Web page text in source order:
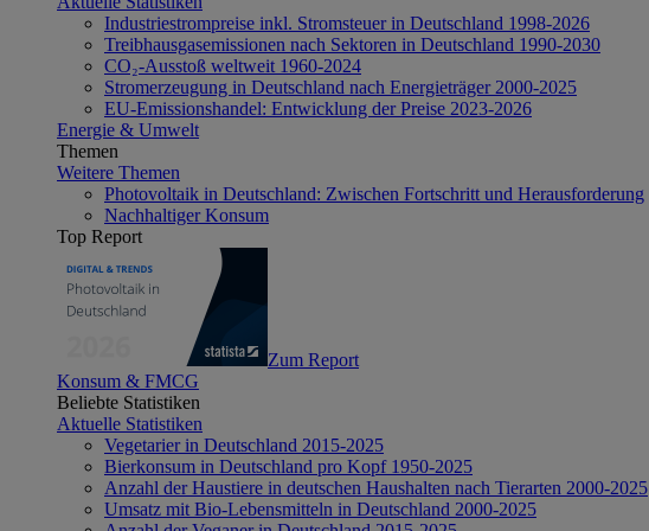
Industriestrompreise inkl. Stromsteuer in Deutschland 1998-2026
Treibhausgasemissionen nach Sektoren in Deutschland 1990-2030
CO₂-Ausstoß weltweit 1960-2024
Stromerzeugung in Deutschland nach Energieträger 2000-2025
EU-Emissionshandel: Entwicklung der Preise 2023-2026
Energie & Umwelt
Themen
Weitere Themen
Photovoltaik in Deutschland: Zwischen Fortschritt und Herausforderung
Nachhaltiger Konsum
Top Report
Zum Report
Konsum & FMCG
Beliebte Statistiken
Aktuelle Statistiken
Vegetarier in Deutschland 2015-2025
Bierkonsum in Deutschland pro Kopf 1950-2025
Anzahl der Haustiere in deutschen Haushalten nach Tierarten 2000-2025
Umsatz mit Bio-Lebensmitteln in Deutschland 2000-2025